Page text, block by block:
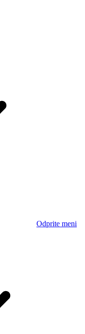
Odprite meni